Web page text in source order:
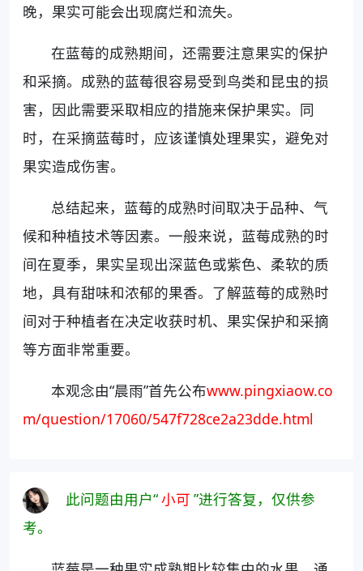
晚，果实可能会出现腐烂和流失。
在蓝莓的成熟期间，还需要注意果实的保护
和采摘。成熟的蓝莓很容易受到鸟类和昆虫的损
害，因此需要采取相应的措施来保护果实。同
时，在采摘蓝莓时，应该谨慎处理果实，避免对
果实造成伤害。
总结起来，蓝莓的成熟时间取决于品种、气
候和种植技术等因素。一般来说，蓝莓成熟的时
间在夏季，果实呈现出深蓝色或紫色、柔软的质
地，具有甜味和浓郁的果香。了解蓝莓的成熟时
间对于种植者在决定收获时机、果实保护和采摘
等方面非常重要。
本观念由“晨雨”首先公布www.pingxiaow.co
m/question/17060/547f728ce2a23dde.html
此问题由用户“小可 ”进行答复，仅供参
考。